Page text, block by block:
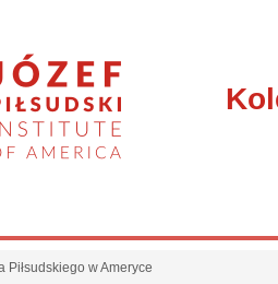
Piłsudskiego w Ameryce